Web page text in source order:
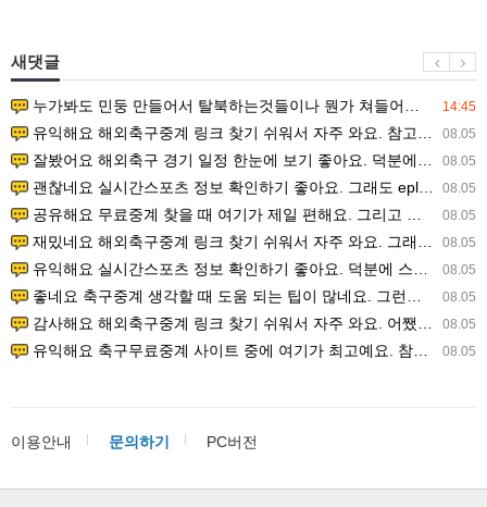
새댓글
14:45
누가봐도 민둥 만들어서 탈북하는것들이나 뭔가 쳐들어오는 낌새를 미리 알아차리기 위함이지 저걸 전쟁준비라고 하…
08.05
유익해요 해외축구중계 링크 찾기 쉬워서 자주 와요. 참고로 무료스포츠중계 정보 확인할 때 출처 꼭 체크해요.…
08.05
잘봤어요 해외축구 경기 일정 한눈에 보기 좋아요. 덕분에 epl중계 볼 때 공식 중계 채널 먼저 찾아봐요. …
08.05
괜찮네요 실시간스포츠 정보 확인하기 좋아요. 그래도 epl중계 볼 때 공식 중계 채널 먼저 찾아봐요. 북마크…
08.05
공유해요 무료중계 찾을 때 여기가 제일 편해요. 그리고 무료스포츠중계 정보 확인할 때 출처 꼭 체크해요. 앞…
08.05
재밌네요 해외축구중계 링크 찾기 쉬워서 자주 와요. 그래서 해외축구중계도 정식 서비스로 봐야 안전해요. 다음…
08.05
유익해요 실시간스포츠 정보 확인하기 좋아요. 덕분에 스포츠중계는 합법적인 경로로만 시청하려 해요. 좋은 정보…
08.05
좋네요 축구중계 생각할 때 도움 되는 팁이 많네요. 그런데 해외축구중계도 정식 서비스로 봐야 안전해요. 다음…
08.05
감사해요 해외축구중계 링크 찾기 쉬워서 자주 와요. 어쨌든 축구무료중계도 합법적인 곳에서 봐야 마음 편해요.…
08.05
유익해요 축구무료중계 사이트 중에 여기가 최고예요. 참고로 축구무료중계도 합법적인 곳에서 봐야 마음 편해요.…
이용안내 문의하기 PC버전